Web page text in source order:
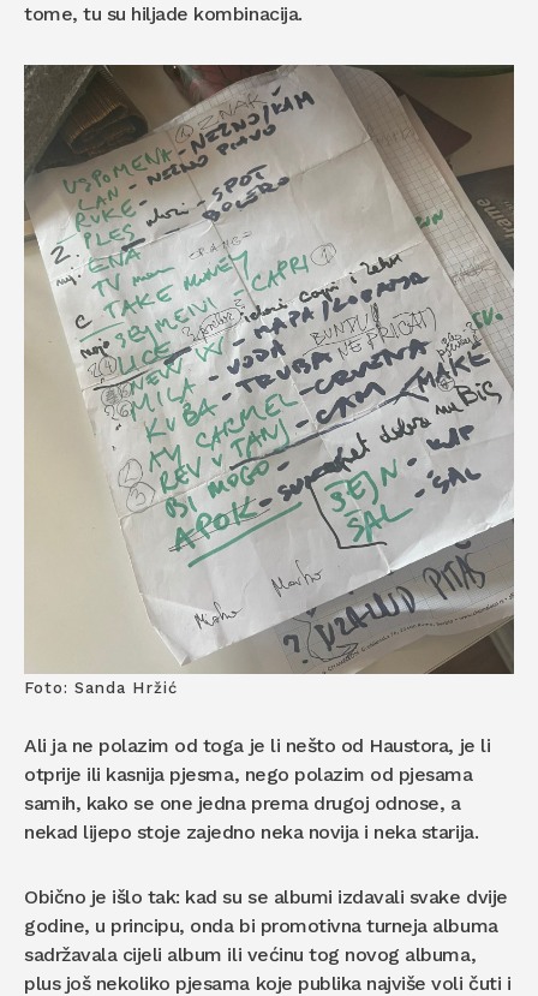
tome, tu su hiljade kombinacija.
Foto: Sanda Hržić
Ali ja ne polazim od toga je li nešto od Haustora, je li
otprije ili kasnija pjesma, nego polazim od pjesama
samih, kako se one jedna prema drugoj odnose, a
nekad lijepo stoje zajedno neka novija i neka starija.
Obično je išlo tak: kad su se albumi izdavali svake dvije
godine, u principu, onda bi promotivna turneja albuma
sadržavala cijeli album ili većinu tog novog albuma,
plus još nekoliko pjesama koje publika najviše voli čuti i